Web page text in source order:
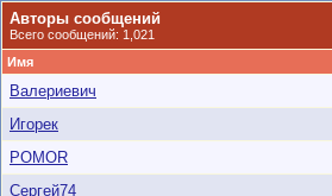
Авторы сообщений
Всего сообщений: 1,021
Имя
Валериевич
Игорек
POMOR
Сергей74